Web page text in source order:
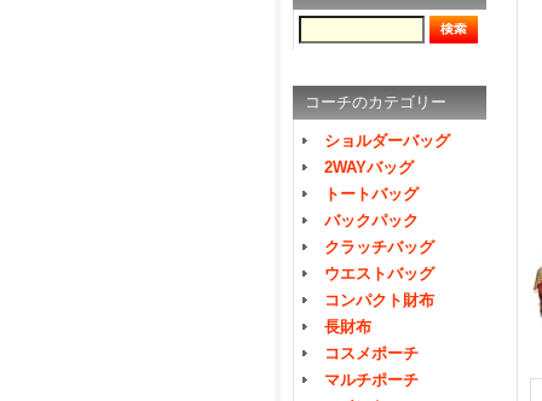
コーチのカテゴリー
ショルダーバッグ
2WAYバッグ
トートバッグ
バックパック
クラッチバッグ
ウエストバッグ
コンパクト財布
長財布
コスメポーチ
マルチポーチ